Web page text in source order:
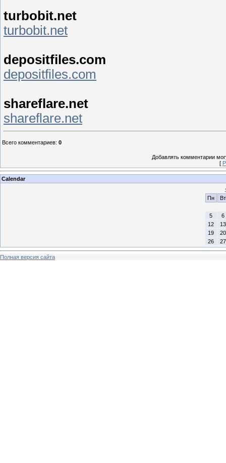
turbobit.net
turbobit.net
depositfiles.com
depositfiles.com
shareflare.net
shareflare.net
Всего комментариев: 0
Добавлять комментарии
[
Calendar
Пн
Вт
5
6
12
13
19
20
26
27
Полная версия сайта